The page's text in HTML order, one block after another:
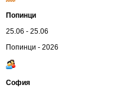
Попинци
25.06 - 25.06
Попинци - 2026
София